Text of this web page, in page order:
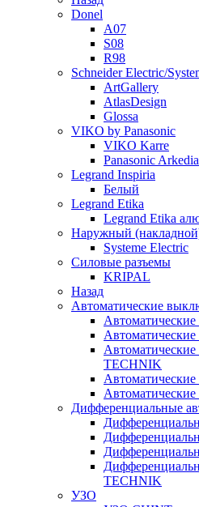
Donel
A07
S08
R98
Schneider Electric/
ArtGallery
AtlasDesign
Glossa
VIKO by Panasonic
VIKO Karre
Panasonic Arkedia
Legrand Inspiria
Белый
Legrand Etika
Legrand Etika
Наружный
Systeme Electric
Силовые разъемы
KRIPAL
Назад
Автоматические
TECHNIK
Дифференциальные
TECHNIK
УЗО